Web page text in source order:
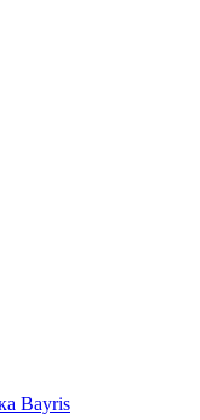
Bayris